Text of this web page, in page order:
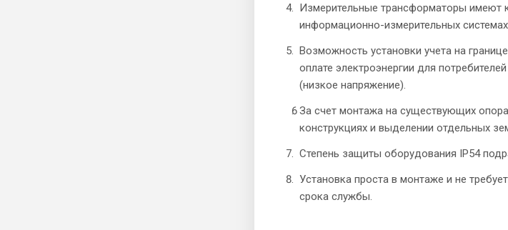
Измерительные трансформаторы имеют
информационно-измерительных
Возможность установки учета на
оплате электроэнергии для
(низкое напряжение).
За счет монтажа на существующих
конструкциях и выделении отдельных
Степень защиты оборудования IP54
Установка проста в монтаже и не
срока службы.